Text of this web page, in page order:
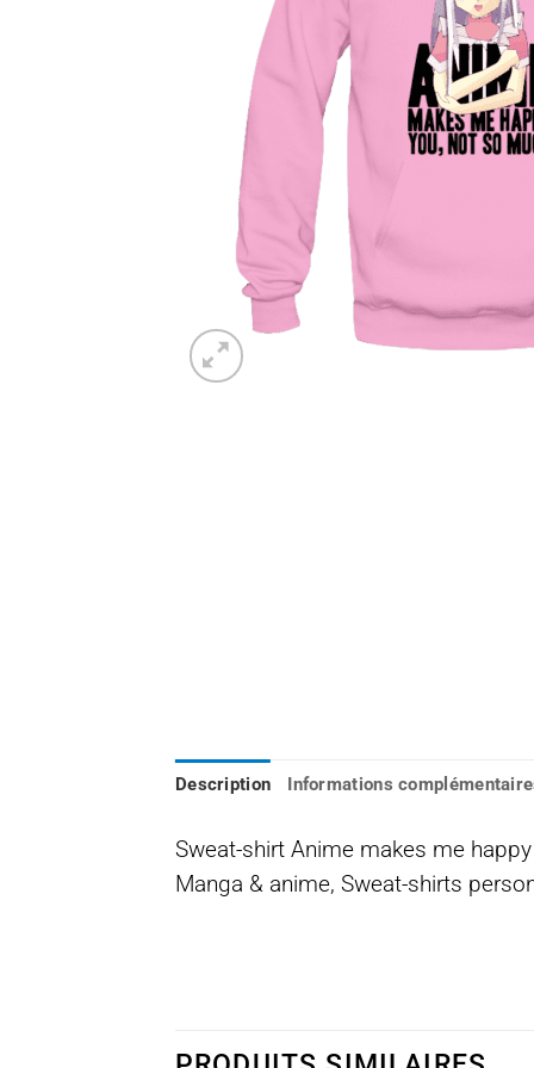
Description Informations
Sweat-shirt Anime makes me
Manga & anime, Sweat-shirts